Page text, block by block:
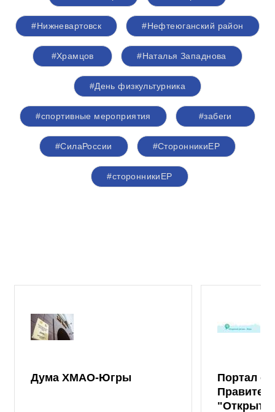
#Нижневартовск #Нефтеюганский район
#Храмцов #Наталья Западнова
#День физкультурника
#спортивные мероприятия #забеги
#СилаРоссии #СторонникиЕР
#сторонникиЕР
Дума ХМАО-Югры
Портал